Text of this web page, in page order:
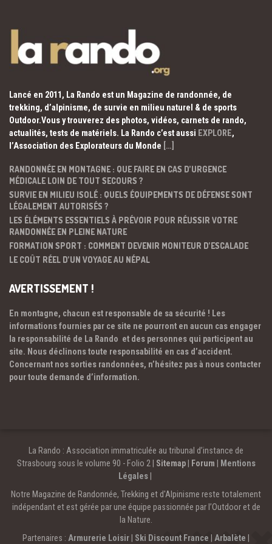
Lancé en 2011, La Rando est un Magazine de randonnée, de
trekking, d’alpinisme, de survie en milieu naturel & de sports
Outdoor.Vous y trouverez des photos, vidéos, carnets de rando,
actualités, tests de matériels. La Rando c’est aussi EXPLORE,
l’Association des Explorateurs du Monde […]
RANDONNÉE EN MONTAGNE : QUE FAIRE EN CAS D’URGENCE
MÉDICALE LOIN DE TOUT SECOURS ?
SURVIE EN MILIEU ISOLÉ : QUELS ÉQUIPEMENTS DE DÉFENSE SONT
LÉGALEMENT AUTORISÉS ?
LES ÉLÉMENTS ESSENTIELS À PRÉVOIR POUR RÉUSSIR VOTRE
RANDONNÉE EN PLEINE NATURE
FORMATION SPORT : COMMENT DEVENIR MONITEUR D’ESCALADE
LE COÛT RÉEL D’UN VOYAGE AU NÉPAL
AVERTISSEMENT !
En montagne, chacun est responsable de sa sécurité ! Les
informations fournies par ce site ne pourront en aucun cas engager
la responsabilité de La Rando et des personnes qui participent au
site. Nous déclinons toute responsabilité en cas d’accident.
Concernant nos sorties randonnées, n’hésitez pas à nous contacter
pour toute demande d’information.
La Rando : Association immatriculée au tribunal d’instance de
Strasbourg sous le volume 90 - Folio 2 | Sitemap| Forum
Mentions
Légales
Notre Magazine de Randonnée, Trekking et d'Alpinisme reste totalement
indépendant et est gérée par une équipe passionnée par l’Outdoor et de
la Nature.
Partenaires : Armurerie Loisir Ski Discount France Arbalète